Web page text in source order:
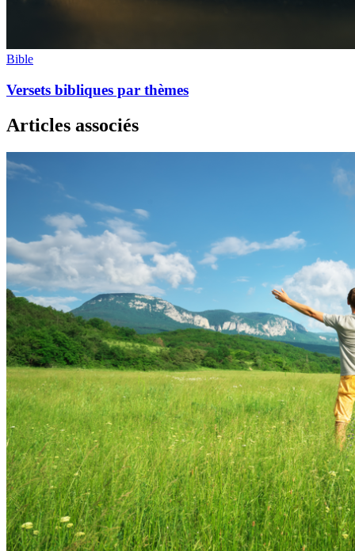
Bible
Versets bibliques par thèmes
Articles associés